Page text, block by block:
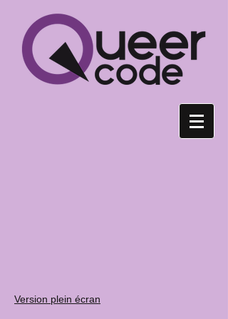
Version plein écran